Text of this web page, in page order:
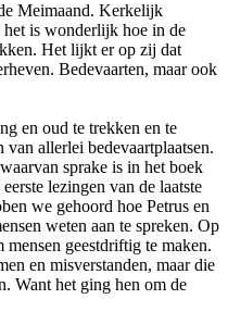
Meimaand. Kerkelijk
het is wonderlijk hoe in de
Het lijkt er op zij dat
Bedevaarten, maar ook
en oud te trekken en te
allerlei bedevaartplaatsen.
sprake is in het boek
lezingen van de laatste
we gehoord hoe Petrus en
weten aan te spreken. Op
geestdriftig te maken.
en misverstanden, maar die
Want het ging hen om de